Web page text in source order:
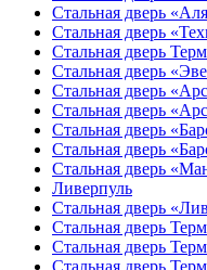
Стальная дверь
Стальная дверь
Стальная дверь
Стальная дверь
Стальная дверь
Стальная дверь
Стальная дверь
Стальная дверь
Стальная дверь
Ливерпуль
Стальная дверь
Стальная дверь
Стальная дверь